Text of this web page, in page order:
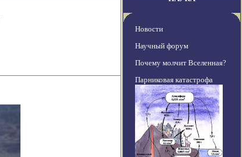
Новости
Научный форум
Почему молчит Вселенная?
Парниковая катастрофа